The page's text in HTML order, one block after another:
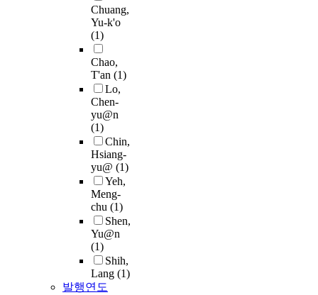
Chuang,
Yu-k'o
(1)
Chao,
T'an (1)
Lo,
Chen-
yu@n
(1)
Chin,
Hsiang-
yu@ (1)
Yeh,
Meng-
chu (1)
Shen,
Yu@n
(1)
Shih,
Lang (1)
발행연도